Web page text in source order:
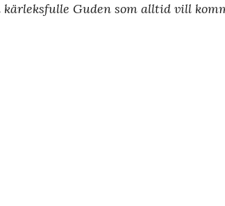
Guden som alltid vill